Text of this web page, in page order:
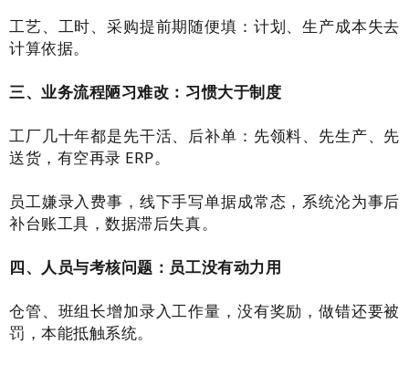
工艺、工时、采购提前期随便填：计划、生产成本失去
计算依据。
三、业务流程陋习难改：习惯大于制度
工厂几十年都是先干活、后补单：先领料、先生产、先
送货，有空再录 ERP。
员工嫌录入费事，线下手写单据成常态，系统沦为事后
补台账工具，数据滞后失真。
四、人员与考核问题：员工没有动力用
仓管、班组长增加录入工作量，没有奖励，做错还要被
罚，本能抵触系统。